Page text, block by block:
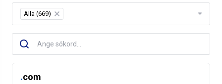
Alla (669) ×
.com